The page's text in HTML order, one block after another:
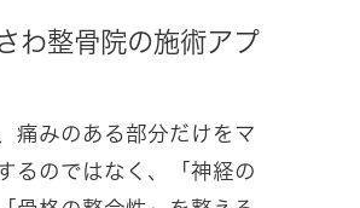
わ整骨院の施術アプ
痛みのある部分だけをマ
るのではなく、「神経の